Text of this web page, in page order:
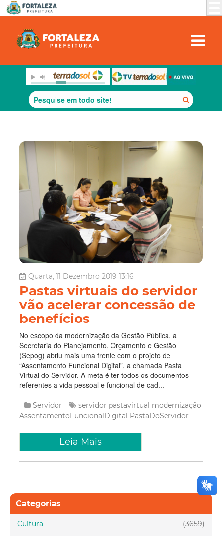
Quarta, 11 Dezembro 2019 13:16
Pastas virtuais do servidor
vão acelerar concessão de
benefícios
No escopo da modernização da Gestão Pública, a
Secretaria do Planejamento, Orçamento e Gestão
(Sepog) abriu mais uma frente com o projeto de
“Assentamento Funcional Digital”, a chamada Pasta
Virtual do Servidor. A meta é ter todos os documentos
referentes a vida pessoal e funcional de cad...
Servidor servidor pastavirtual modernização
AssentamentoFuncionalDigital PastaDoServidor
Leia Mais
Categorias
(3659)
Cultura